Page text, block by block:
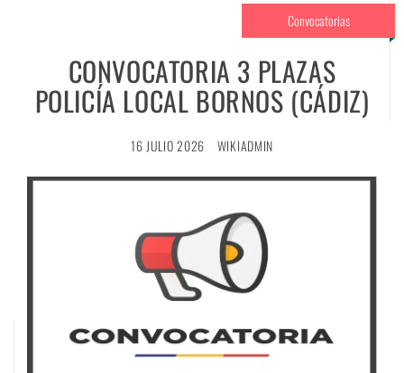
Convocatorias
CONVOCATORIA 3 PLAZAS
POLICÍA LOCAL BORNOS (CÁDIZ)
16 JULIO 2026 WIKIADMIN